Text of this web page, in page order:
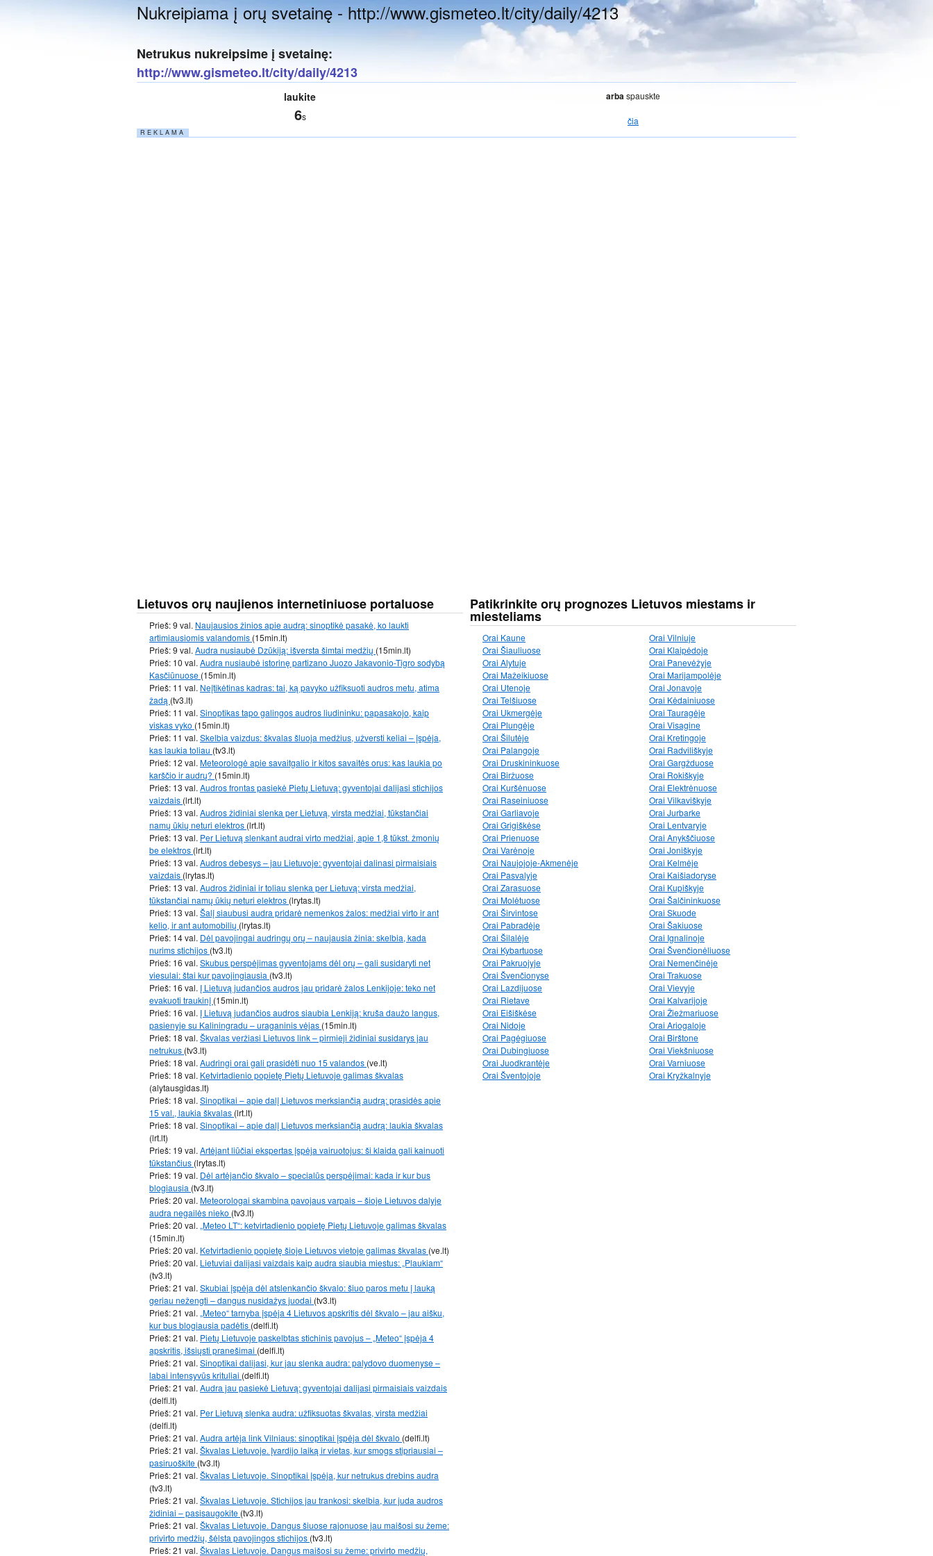
Nukreipiama į orų svetainę - http://www.gismeteo.lt/city/daily/4213
Netrukus nukreipsime į svetainę:
http://www.gismeteo.lt/city/daily/4213
laukite
6s
arbaspauskte
čia
R E K L A M A
Lietuvos orų naujienos internetiniuose portaluose
Prieš: 9 val. Naujausios žinios apie audrą: sinoptikė pasakė, ko laukti
artimiausiomis valandomis (15min.lt)
Prieš: 9 val. Audra nusiaubė Dzūkiją: išversta šimtai medžių (15min.lt)
Prieš: 10 val. Audra nusiaubė istorinę partizano Juozo Jakavonio-Tigro sodybą
Kasčiūnuose (15min.lt)
Prieš: 11 val. Neįtikėtinas kadras: tai, ką pavyko užfiksuoti audros metu, atima
žadą (tv3.lt)
Prieš: 11 val. Sinoptikas tapo galingos audros liudininku: papasakojo, kaip
viskas vyko (15min.lt)
Prieš: 11 val. Skelbia vaizdus: škvalas šluoja medžius, užversti keliai – įspėja,
kas laukia toliau (tv3.lt)
Prieš: 12 val. Meteorologė apie savaitgalio ir kitos savaitės orus: kas laukia po
karščio ir audrų? (15min.lt)
Prieš: 13 val. Audros frontas pasiekė Pietų Lietuvą: gyventojai dalijasi stichijos
vaizdais (lrt.lt)
Prieš: 13 val. Audros židiniai slenka per Lietuvą, virsta medžiai, tūkstančiai
namų ūkių neturi elektros (lrt.lt)
Prieš: 13 val. Per Lietuvą slenkant audrai virto medžiai, apie 1,8 tūkst. žmonių
be elektros (lrt.lt)
Prieš: 13 val. Audros debesys – jau Lietuvoje: gyventojai dalinasi pirmaisiais
vaizdais (lrytas.lt)
Prieš: 13 val. Audros židiniai ir toliau slenka per Lietuvą: virsta medžiai,
tūkstančiai namų ūkių neturi elektros (lrytas.lt)
Prieš: 13 val. Šalį siaubusi audra pridarė nemenkos žalos: medžiai virto ir ant
kelio, ir ant automobilių (lrytas.lt)
Prieš: 14 val. Dėl pavojingai audringų orų – naujausia žinia: skelbia, kada
nurims stichijos (tv3.lt)
Prieš: 16 val. Skubus perspėjimas gyventojams dėl orų – gali susidaryti net
viesulai: štai kur pavojingiausia (tv3.lt)
Prieš: 16 val. Į Lietuvą judančios audros jau pridarė žalos Lenkijoje: teko net
evakuoti traukinį (15min.lt)
Prieš: 16 val. Į Lietuvą judančios audros siaubia Lenkiją: kruša daužo langus,
pasienyje su Kaliningradu – uraganinis vėjas (15min.lt)
Prieš: 18 val. Škvalas veržiasi Lietuvos link – pirmieji židiniai susidarys jau
netrukus (tv3.lt)
Prieš: 18 val. Audringi orai gali prasidėti nuo 15 valandos (ve.lt)
Prieš: 18 val. Ketvirtadienio popietę Pietų Lietuvoje galimas škvalas
(alytausgidas.lt)
Prieš: 18 val. Sinoptikai – apie dalį Lietuvos merksiančią audrą: prasidės apie
15 val., laukia škvalas (lrt.lt)
Prieš: 18 val. Sinoptikai – apie dalį Lietuvos merksiančią audrą: laukia škvalas
(lrt.lt)
Prieš: 19 val. Artėjant liūčiai ekspertas įspėja vairuotojus: ši klaida gali kainuoti
tūkstančius (lrytas.lt)
Prieš: 19 val. Dėl artėjančio škvalo – specialūs perspėjimai: kada ir kur bus
blogiausia (tv3.lt)
Prieš: 20 val. Meteorologai skambina pavojaus varpais – šioje Lietuvos dalyje
audra negailės nieko (tv3.lt)
Prieš: 20 val. „Meteo LT“: ketvirtadienio popietę Pietų Lietuvoje galimas škvalas
(15min.lt)
Prieš: 20 val. Ketvirtadienio popietę šioje Lietuvos vietoje galimas škvalas (ve.lt)
Prieš: 20 val. Lietuviai dalijasi vaizdais kaip audra siaubia miestus: „Plaukiam“
(tv3.lt)
Prieš: 21 val. Skubiai įspėja dėl atslenkančio škvalo: šiuo paros metu į lauką
geriau nežengti – dangus nusidažys juodai (tv3.lt)
Prieš: 21 val. „Meteo“ tarnyba įspėja 4 Lietuvos apskritis dėl škvalo – jau aišku,
kur bus blogiausia padėtis (delfi.lt)
Prieš: 21 val. Pietų Lietuvoje paskelbtas stichinis pavojus – „Meteo“ įspėja 4
apskritis, išsiųsti pranešimai (delfi.lt)
Prieš: 21 val. Sinoptikai dalijasi, kur jau slenka audra: palydovo duomenyse –
labai intensyvūs krituliai (delfi.lt)
Prieš: 21 val. Audra jau pasiekė Lietuvą: gyventojai dalijasi pirmaisiais vaizdais
(delfi.lt)
Prieš: 21 val. Per Lietuvą slenka audra: užfiksuotas škvalas, virsta medžiai
(delfi.lt)
Prieš: 21 val. Audra artėja link Vilniaus: sinoptikai įspėja dėl škvalo (delfi.lt)
Prieš: 21 val. Škvalas Lietuvoje. Įvardijo laiką ir vietas, kur smogs stipriausiai –
pasiruoškite (tv3.lt)
Prieš: 21 val. Škvalas Lietuvoje. Sinoptikai įspėja, kur netrukus drebins audra
(tv3.lt)
Prieš: 21 val. Škvalas Lietuvoje. Stichijos jau trankosi: skelbia, kur juda audros
židiniai – pasisaugokite (tv3.lt)
Prieš: 21 val. Škvalas Lietuvoje. Dangus šiuose rajonuose jau maišosi su žeme:
privirto medžių, šėlsta pavojingos stichijos (tv3.lt)
Prieš: 21 val. Škvalas Lietuvoje. Dangus maišosi su žeme: privirto medžių,
Patikrinkite orų prognozes Lietuvos miestams ir
miesteliams
Orai Kaune
Orai Šiauliuose
Orai Alytuje
Orai Mažeikiuose
Orai Utenoje
Orai Telšiuose
Orai Ukmergėje
Orai Plungėje
Orai Šilutėje
Orai Palangoje
Orai Druskininkuose
Orai Biržuose
Orai Kuršėnuose
Orai Raseiniuose
Orai Garliavoje
Orai Grigiškėse
Orai Prienuose
Orai Varėnoje
Orai Naujojoje-Akmenėje
Orai Pasvalyje
Orai Zarasuose
Orai Molėtuose
Orai Širvintose
Orai Pabradėje
Orai Šilalėje
Orai Kybartuose
Orai Pakruojyje
Orai Švenčionyse
Orai Lazdijuose
Orai Rietave
Orai Eišiškėse
Orai Nidoje
Orai Pagėgiuose
Orai Dubingiuose
Orai Juodkrantėje
Orai Šventojoje
Orai Vilniuje
Orai Klaipėdoje
Orai Panevėžyje
Orai Marijampolėje
Orai Jonavoje
Orai Kėdainiuose
Orai Tauragėje
Orai Visagine
Orai Kretingoje
Orai Radviliškyje
Orai Gargžduose
Orai Rokiškyje
Orai Elektrėnuose
Orai Vilkaviškyje
Orai Jurbarke
Orai Lentvaryje
Orai Anykščiuose
Orai Joniškyje
Orai Kelmėje
Orai Kaišiadoryse
Orai Kupiškyje
Orai Šalčininkuose
Orai Skuode
Orai Šakiuose
Orai Ignalinoje
Orai Švenčionėliuose
Orai Nemenčinėje
Orai Trakuose
Orai Vievyje
Orai Kalvarijoje
Orai Žiežmariuose
Orai Ariogaloje
Orai Birštone
Orai Viekšniuose
Orai Varniuose
Orai Kryžkalnyje